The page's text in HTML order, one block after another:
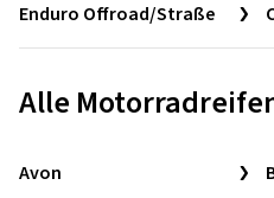
Enduro Offroad/Straße
Alle
Avon